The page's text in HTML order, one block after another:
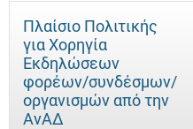
Πλαίσιο Πολιτικής
για Χορηγία
Εκδηλώσεων
φορέων/συνδέσμων/
οργανισμών από την
ΑνΑΔ